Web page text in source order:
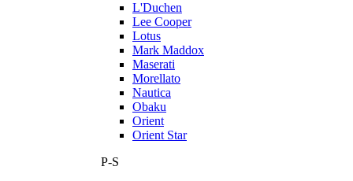
L'Duchen
Lee Cooper
Lotus
Mark Maddox
Maserati
Morellato
Nautica
Obaku
Orient
Orient Star
P-S